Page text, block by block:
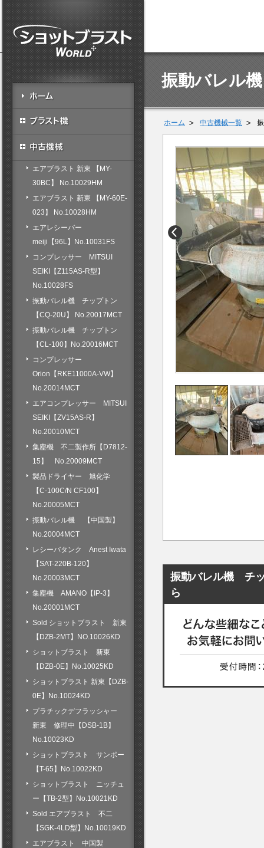
振動バレル
ホーム 中古機械一覧
振動バレル機 チ
ら
エアブラスト 新東 【MY-
30BC】 No.10029HM
エアブラスト 新東 【MY-60E-
023】 No.10028HM
エアレシーバー
meiji【96L】No.10031FS
コンプレッサー MITSUI
SEIKI【Z115AS-R型】
No.10028FS
振動バレル機 チップトン
【CQ-20U】 No.20017MCT
振動バレル機 チップトン
【CL-100】No.20016MCT
コンプレッサー
Orion【RKE11000A-VW】
No.20014MCT
エアコンプレッサー MITSUI
SEIKI【ZV15AS-R】
No.20010MCT
集塵機 不二製作所【D7812-
15】 No.20009MCT
製品ドライヤー 旭化学
【C-100C/N CF100】
No.20005MCT
振動バレル機 【中国製】
No.20004MCT
レシーバタンク Anest Iwata
【SAT-220B-120】
No.20003MCT
集塵機 AMANO【IP-3】
No.20001MCT
Sold ショットブラスト 新東
【DZB-2MT】NO.10026KD
ショットブラスト 新東
【DZB-0E】No.10025KD
ショットブラスト 新東【DZB-
0E】No.10024KD
プラチックデフラッシャー
新東 修理中【DSB-1B】
No.10023KD
ショットブラスト サンポー
【T-65】No.10022KD
ショットブラスト ニッチュ
ー【TB-2型】No.10021KD
Sold エアブラスト 不二
【SGK-4LD型】No.10019KD
エアブラスト 中国製